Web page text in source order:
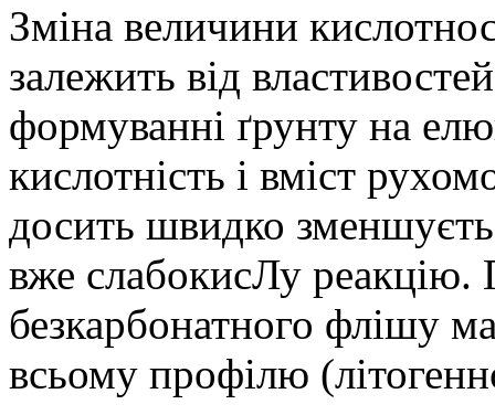
Зміна величини
залежить від
формуванні ґрунту на
кислотність і вміст
досить швидко
вже слабокисЛу реакцію.
безкарбонатного флішу
всьому профілю